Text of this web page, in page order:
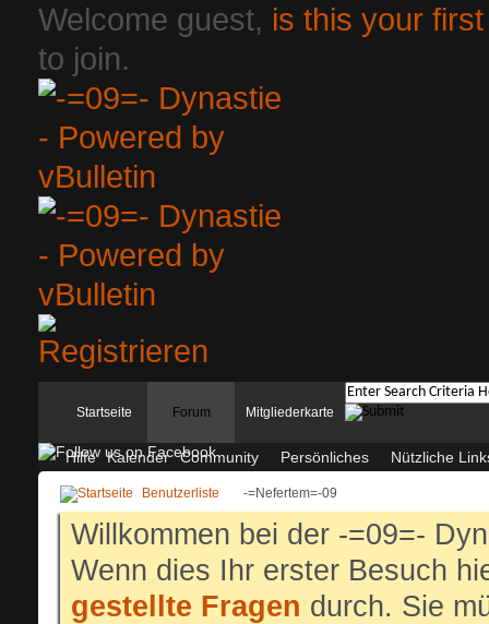
Welcome guest, is this your
to join.
Startseite Forum
Hilfe Kalender Community Persönliches Nützliche
Mitgliederkarte
Benutzerliste -=Nefertem=-09
Willkommen bei der -=09=-
Wenn dies Ihr erster Besuch
gestellte Fragen durch. Sie